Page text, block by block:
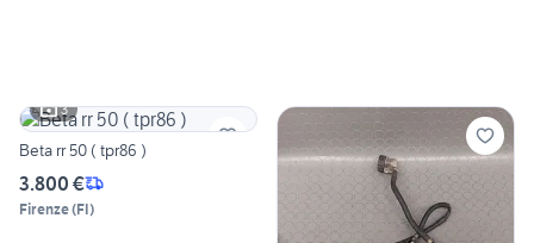
3
Beta rr 50 ( tpr86 )
3.800 €
Firenze(FI)